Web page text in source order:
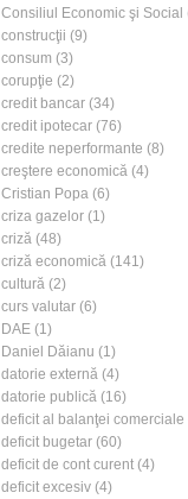
Consiliul Economic şi Social
construcţii (9)
consum (3)
corupţie (2)
credit bancar (34)
credit ipotecar (76)
credite neperformante (8)
creştere economică (4)
Cristian Popa (6)
criza gazelor (1)
criză (48)
criză economică (141)
cultură (2)
curs valutar (6)
DAE (1)
Daniel Dăianu (1)
datorie externă (4)
datorie publică (16)
deficit al balanţei comerciale
deficit bugetar (60)
deficit de cont curent (4)
deficit excesiv (4)